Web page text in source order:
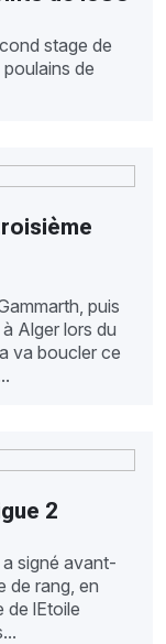
stage de
de
puis
Alger lors du
va boucler ce
2
signé avant-
de rang, en
lEtoile